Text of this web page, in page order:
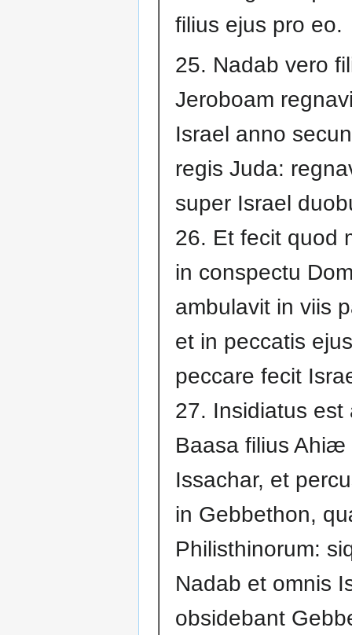
filius ejus pro eo.
25. Nadab vero
Jeroboam
Israel anno
regis Juda:
super Israel
26. Et fecit quod
in conspectu
ambulavit in viis
et in peccatis
peccare fecit
27. Insidiatus est
Baasa filius Ahiæ
Issachar, et
in Gebbethon,
Philisthinorum:
Nadab et omnis
obsidebant